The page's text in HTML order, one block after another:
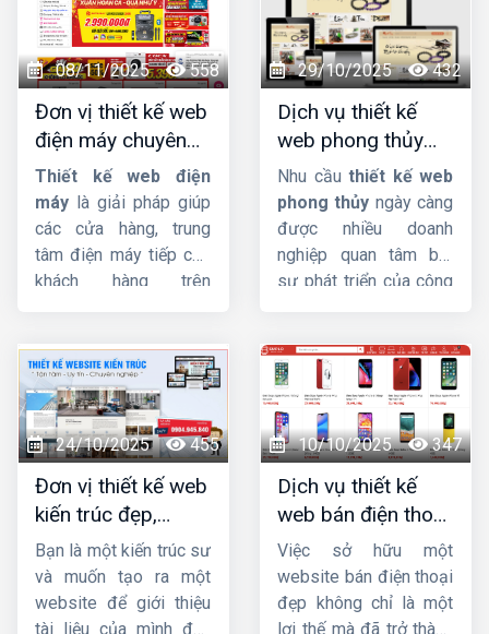
trợ quản lý dịch vụ một
cách chuyên nghiệp,
tiện lợi. Tại sao chú
trọng đầu tư vào
website spa, thẩm mỹ
viện? CùngCông ty
HIGkhám phá nhé.
hàng tiềm năng một
cách dễ dàng, website
còn là công cụ đắc lực
để xây dựng thương
hiệu và tăng doanh thu
cho cửa hàng hoa của
bạn.
08/11/2025 558
Đơn vị thiết kế web
điện máy chuyên
nghiệp, chuẩn SEO,
giá tốt
Thiết kế web điện
máy là giải pháp giúp
các cửa hàng, trung
tâm điện máy tiếp cận
khách hàng trên
nhanh chóng.Công ty
HIGvới kinh nghiệm
hơn 10 năm trong lĩnh
vực thiết kế website,
chúng tôi đảm bảo
mang sự hài lòng cho
quý khách về chất
lượng dịch vụ.
29/10/2025 432
Dịch vụ thiết kế
web phong thủy
đẹp, chuyên
nghiệp, chuẩn SEO
Nhu cầuthiết kế web
phong thủy ngày càng
được nhiều doanh
nghiệp quan tâm bởi
sự phát triển của công
bạn tìm hiểuthiết kế
website phong thủy
là gì ? Tầm quan trọng
và yêu cầu của thiết kế
website theo phong
thủy.
24/10/2025 455
Đơn vị thiết kế web
kiến trúc đẹp,
chuyên nghiệp,
chuẩn SEO
Bạn là một kiến trúc sư
và muốn tạo ra một
website để giới thiệu
tài liệu của mình đến
10/10/2025 347
Dịch vụ thiết kế
web bán điện thoại
chuyên nghiệp giúp
tăng doanh số
Việc sở hữu một
website bán điện thoại
đẹp không chỉ là một
lợi thế mà đã trở thành